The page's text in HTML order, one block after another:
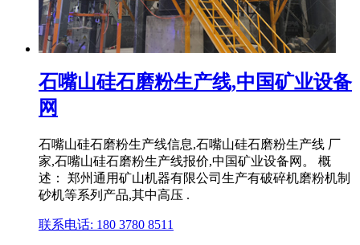
石嘴山硅石磨粉生产线,中国矿业设备
网
石嘴山硅石磨粉生产线信息,石嘴山硅石磨粉生产线 厂
家,石嘴山硅石磨粉生产线报价,中国矿业设备网。 概
述： 郑州通用矿山机器有限公司生产有破碎机磨粉机制
砂机等系列产品,其中高压 .
联系电话: 180 3780 8511